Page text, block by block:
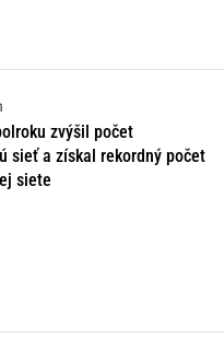
zvýšil počet
sieť a získal rekordný počet
siete